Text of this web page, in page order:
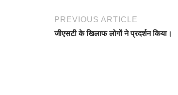
PREVIOUS ARTICLE
जीएसटी के खिलाफ लोगों ने प्रदर्शन किया।